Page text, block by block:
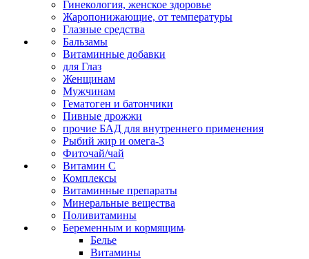
Гинекология, женское здоровье
Жаропонижающие, от температуры
Глазные средства
Бальзамы
Витаминные добавки
для Глаз
Женщинам
Мужчинам
Гематоген и батончики
Пивные дрожжи
прочие БАД для внутреннего применения
Рыбий жир и омега-3
Фиточай/чай
Витамин С
Комплексы
Витаминные препараты
Минеральные вещества
Поливитамины
Беременным и кормящим
Белье
Витамины